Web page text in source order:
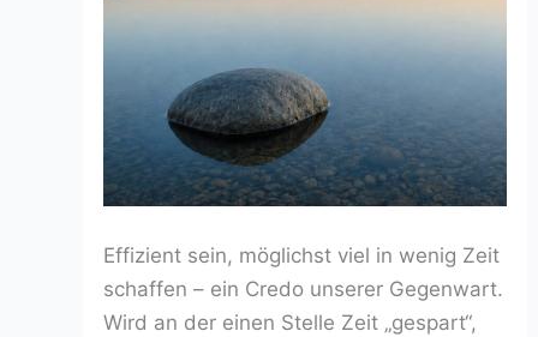
Effizient sein, möglichst viel in wenig Zeit
schaffen – ein Credo unserer Gegenwart.
Wird an der einen Stelle Zeit „gespart“,